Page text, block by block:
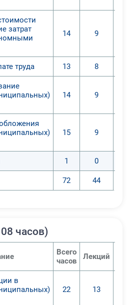
с общими
актами,
бухгалтерский учет
учреждениях
типа;
субъекты и дать
теоретических основ
документами,
его ведение в
навыкам учета
в рамках бюджетных
и операций со средствами,
от приносящей доход
теоретических основ
учета в бюджетных
учреждениях на
нормативных документов,
навыкам учета
затрат
14 9
труда 13 8
14 9
15 9
1 0
72 44
часов)
Всего
часов
Лекций
в
22 13